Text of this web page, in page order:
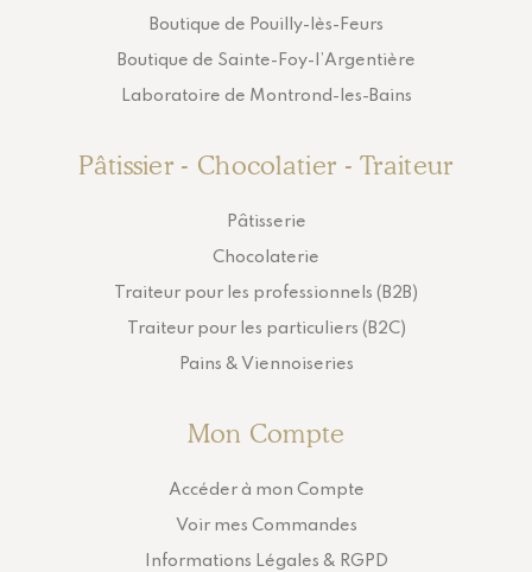
Boutique de Pouilly-lès-Feurs
Boutique de Sainte-Foy-l’Argentière
Laboratoire de Montrond-les-Bains
Pâtissier - Chocolatier - Traiteur
Pâtisserie
Chocolaterie
Traiteur pour les professionnels (B2B)
Traiteur pour les particuliers (B2C)
Pains & Viennoiseries
Mon Compte
Accéder à mon Compte
Voir mes Commandes
Informations Légales & RGPD